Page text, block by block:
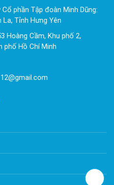
phần Tập đoàn Minh Dũng:
La, Tỉnh Hưng Yên
Hoàng Cầm, Khu phố 2,
phố Hồ Chí Minh